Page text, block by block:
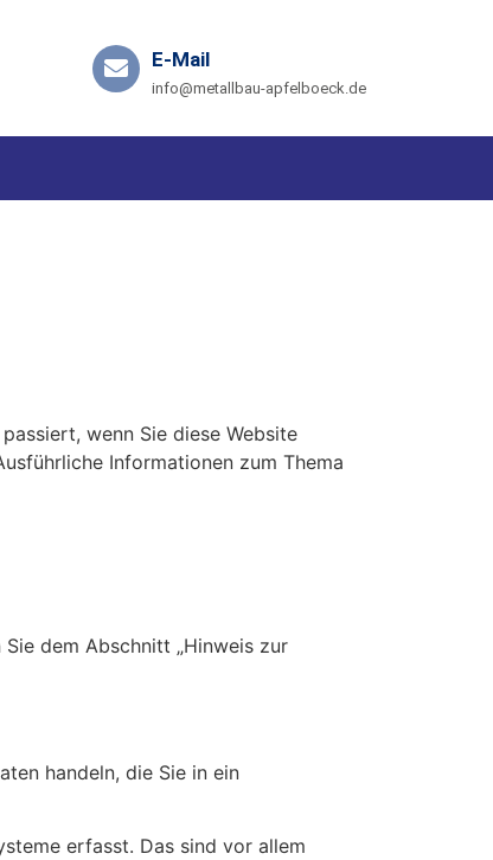
E-Mail
info@metallbau-apfelboeck.de
wenn Sie diese Website
Informationen zum Thema
dem Abschnitt „Hinweis zur
handeln, die Sie in ein
erfasst. Das sind vor allem